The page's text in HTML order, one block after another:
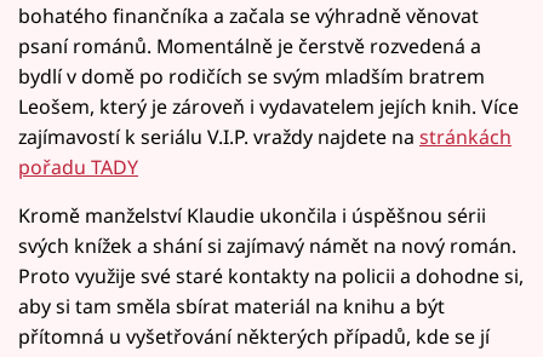
bohatého finančníka a začala se výhradně věnovat
psaní románů. Momentálně je čerstvě rozvedená a
bydlí v domě po rodičích se svým mladším bratrem
Leošem, který je zároveň i vydavatelem jejích knih. Více
zajímavostí k seriálu V.I.P. vraždy najdete na stránkách
pořadu TADY
Kromě manželství Klaudie ukončila i úspěšnou sérii
svých knížek a shání si zajímavý námět na nový román.
Proto využije své staré kontakty na policii a dohodne si,
aby si tam směla sbírat materiál na knihu a být
přítomná u vyšetřování některých případů, kde se jí